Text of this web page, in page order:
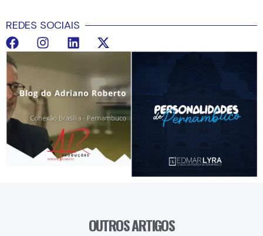
REDES SOCIAIS
OUTROS ARTIGOS